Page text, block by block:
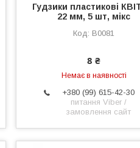
Гудзики пластикові
22 мм, 5 шт, мікс
B0081
8 ₴
Немає в наявності
+380 (99) 615-42-30
питання Viber /
замовлення сайт